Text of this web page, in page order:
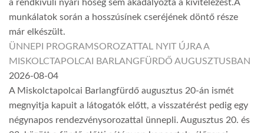
a rendkívüli nyári hőség sem akadályozta a kivitelezést.A
munkálatok során a hosszúsínek cseréjének döntő része
már elkészült.
ÜNNEPI PROGRAMSOROZATTAL NYIT ÚJRA A
MISKOLCTAPOLCAI BARLANGFÜRDŐ AUGUSZTUSBAN
2026-08-04
A Miskolctapolcai Barlangfürdő augusztus 20-án ismét
megnyitja kapuit a látogatók előtt, a visszatérést pedig egy
négynapos rendezvénysorozattal ünnepli. Augusztus 20. és